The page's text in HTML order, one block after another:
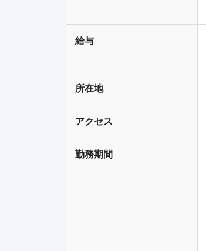
給与
所在地
アクセス
勤務期間